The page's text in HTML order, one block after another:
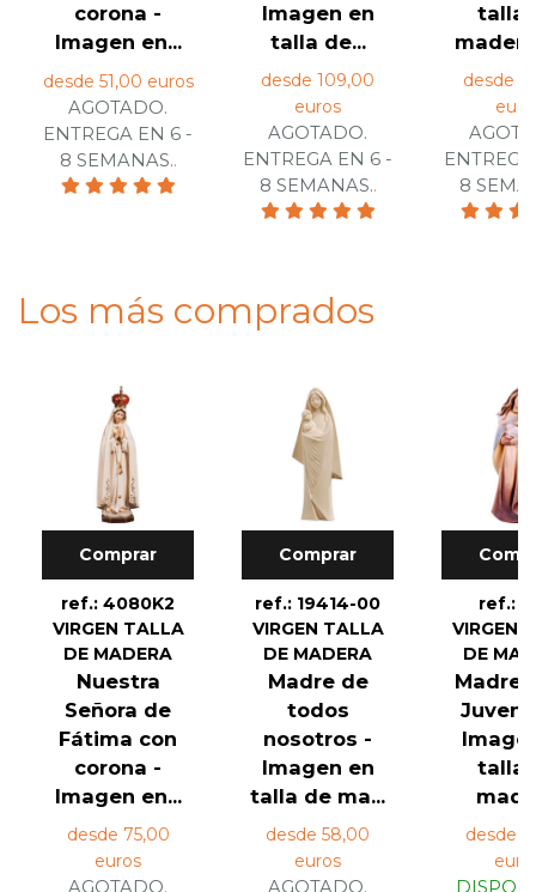
corona -
Imagen en...
desde 51,00 euros
AGOTADO.
ENTREGA EN 6 -
8 SEMANAS..
Imagen en
talla de...
desde 109,00
euros
AGOTADO.
ENTREGA EN 6 -
8 SEMANAS..
talla
desde
8
Los más comprados
Comprar
ref.: 4080K2
VIRGEN TALLA
DE MADERA
Nuestra
Señora de
Fátima con
corona -
Imagen en...
desde 75,00
euros
AGOTADO.
Comprar
ref.: 19414-00
VIRGEN TALLA
DE MADERA
Madre de
todos
nosotros -
Imagen en
talla de ma...
desde 58,00
euros
AGOTADO.
ref.:
VIRGEN
DE
Madre
talla
desde